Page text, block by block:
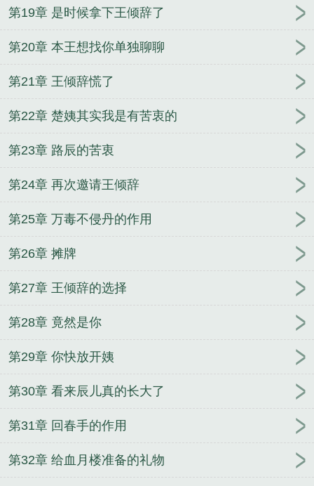
第19章 是时候拿下王倾辞了
第20章 本王想找你单独聊聊
第21章 王倾辞慌了
第22章 楚姨其实我是有苦衷的
第23章 路辰的苦衷
第24章 再次邀请王倾辞
第25章 万毒不侵丹的作用
第26章 摊牌
第27章 王倾辞的选择
第28章 竟然是你
第29章 你快放开姨
第30章 看来辰儿真的长大了
第31章 回春手的作用
第32章 给血月楼准备的礼物